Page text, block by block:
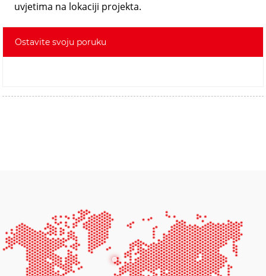
uvjetima na lokaciji projekta.
Ostavite svoju poruku